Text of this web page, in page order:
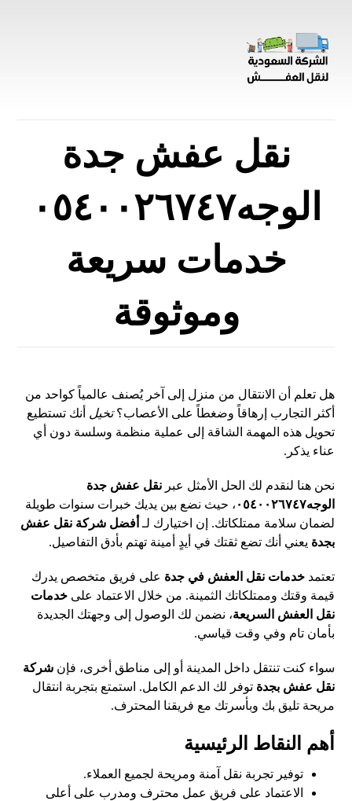
نقل عفش جدة
الوجه٠٥٤٠٠٢٦٧٤٧
خدمات سريعة
وموثوقة
هل تعلم أن الانتقال من منزل إلى آخر يُصنف عالمياً كواحد من
أكثر التجارب إرهاقاً وضغطاً على الأعصاب؟تخيل أنك تستطيع
تحويل هذه المهمة الشاقة إلى عملية منظمة وسلسة دون أي
عناء يذكر.
نحن هنا لنقدم لك الحل الأمثل عبرنقل عفش جدة
الوجه٠٥٤٠٠٢٦٧٤٧
، حيث نضع بين يديك خبرات سنوات طويلة
لضمان سلامة ممتلكاتك. إن اختيارك لـ أفضل شركة نقل عفش
بجدة يعني أنك تضع ثقتك في أيدٍ أمينة تهتم بأدق التفاصيل.
تعتمدخدمات نقل العفش في جدة على فريق متخصص يدرك
قيمة وقتك وممتلكاتك الثمينة. من خلال الاعتماد علىخدمات
نقل العفش السريعة، نضمن لك الوصول إلى وجهتك الجديدة
بأمان تام وفي وقت قياسي.
سواء كنت تنتقل داخل المدينة أو إلى مناطق أخرى، فإنشركة
نقل عفش بجدة توفر لك الدعم الكامل. استمتع بتجربة انتقال
مريحة تليق بك وبأسرتك مع فريقنا المحترف.
أهم النقاط الرئيسية
توفير تجربة نقل آمنة ومريحة لجميع العملاء.
الاعتماد على فريق عمل محترف ومدرب على أعلى